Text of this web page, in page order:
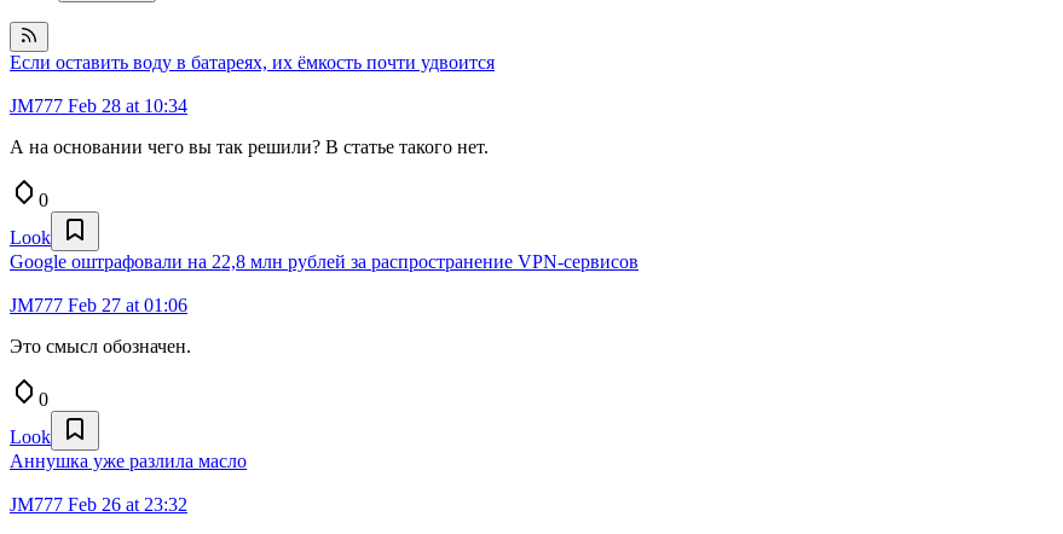
Если оставить воду в батареях, их ёмкость почти удвоится
JM777 Feb 28 at 10:34
А на основании чего вы так решили? В статье такого нет.
0
Look
Google оштрафовали на 22,8 млн рублей за распространение VPN-сервисов
JM777 Feb 27 at 01:06
Это смысл обозначен.
0
Look
Аннушка уже разлила масло
JM777 Feb 26 at 23:32